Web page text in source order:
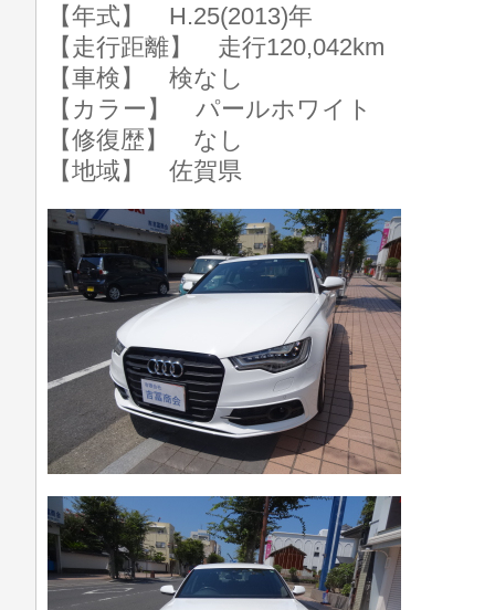
【年式】 H.25(2013)年
【走行距離】 走行120,042km
【車検】 検なし
【カラー】 パールホワイト
【修復歴】 なし
【地域】 佐賀県